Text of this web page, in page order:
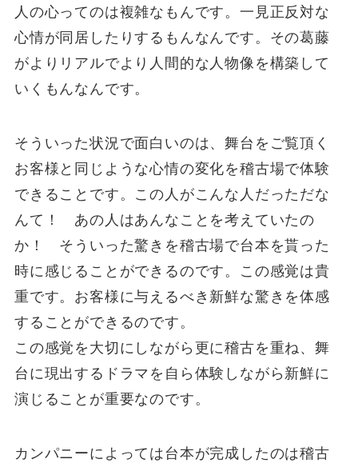
人の心ってのは複雑なもんです。一見正反対な
心情が同居したりするもんなんです。その葛藤
がよりリアルでより人間的な人物像を構築して
いくもんなんです。
そういった状況で面白いのは、舞台をご覧頂く
お客様と同じような心情の変化を稽古場で体験
できることです。この人がこんな人だっただな
んて！ あの人はあんなことを考えていたの
か！ そういった驚きを稽古場で台本を貰った
時に感じることができるのです。この感覚は貴
重です。お客様に与えるべき新鮮な驚きを体感
することができるのです。
この感覚を大切にしながら更に稽古を重ね、舞
台に現出するドラマを自ら体験しながら新鮮に
演じることが重要なのです。
カンパニーによっては台本が完成したのは稽古